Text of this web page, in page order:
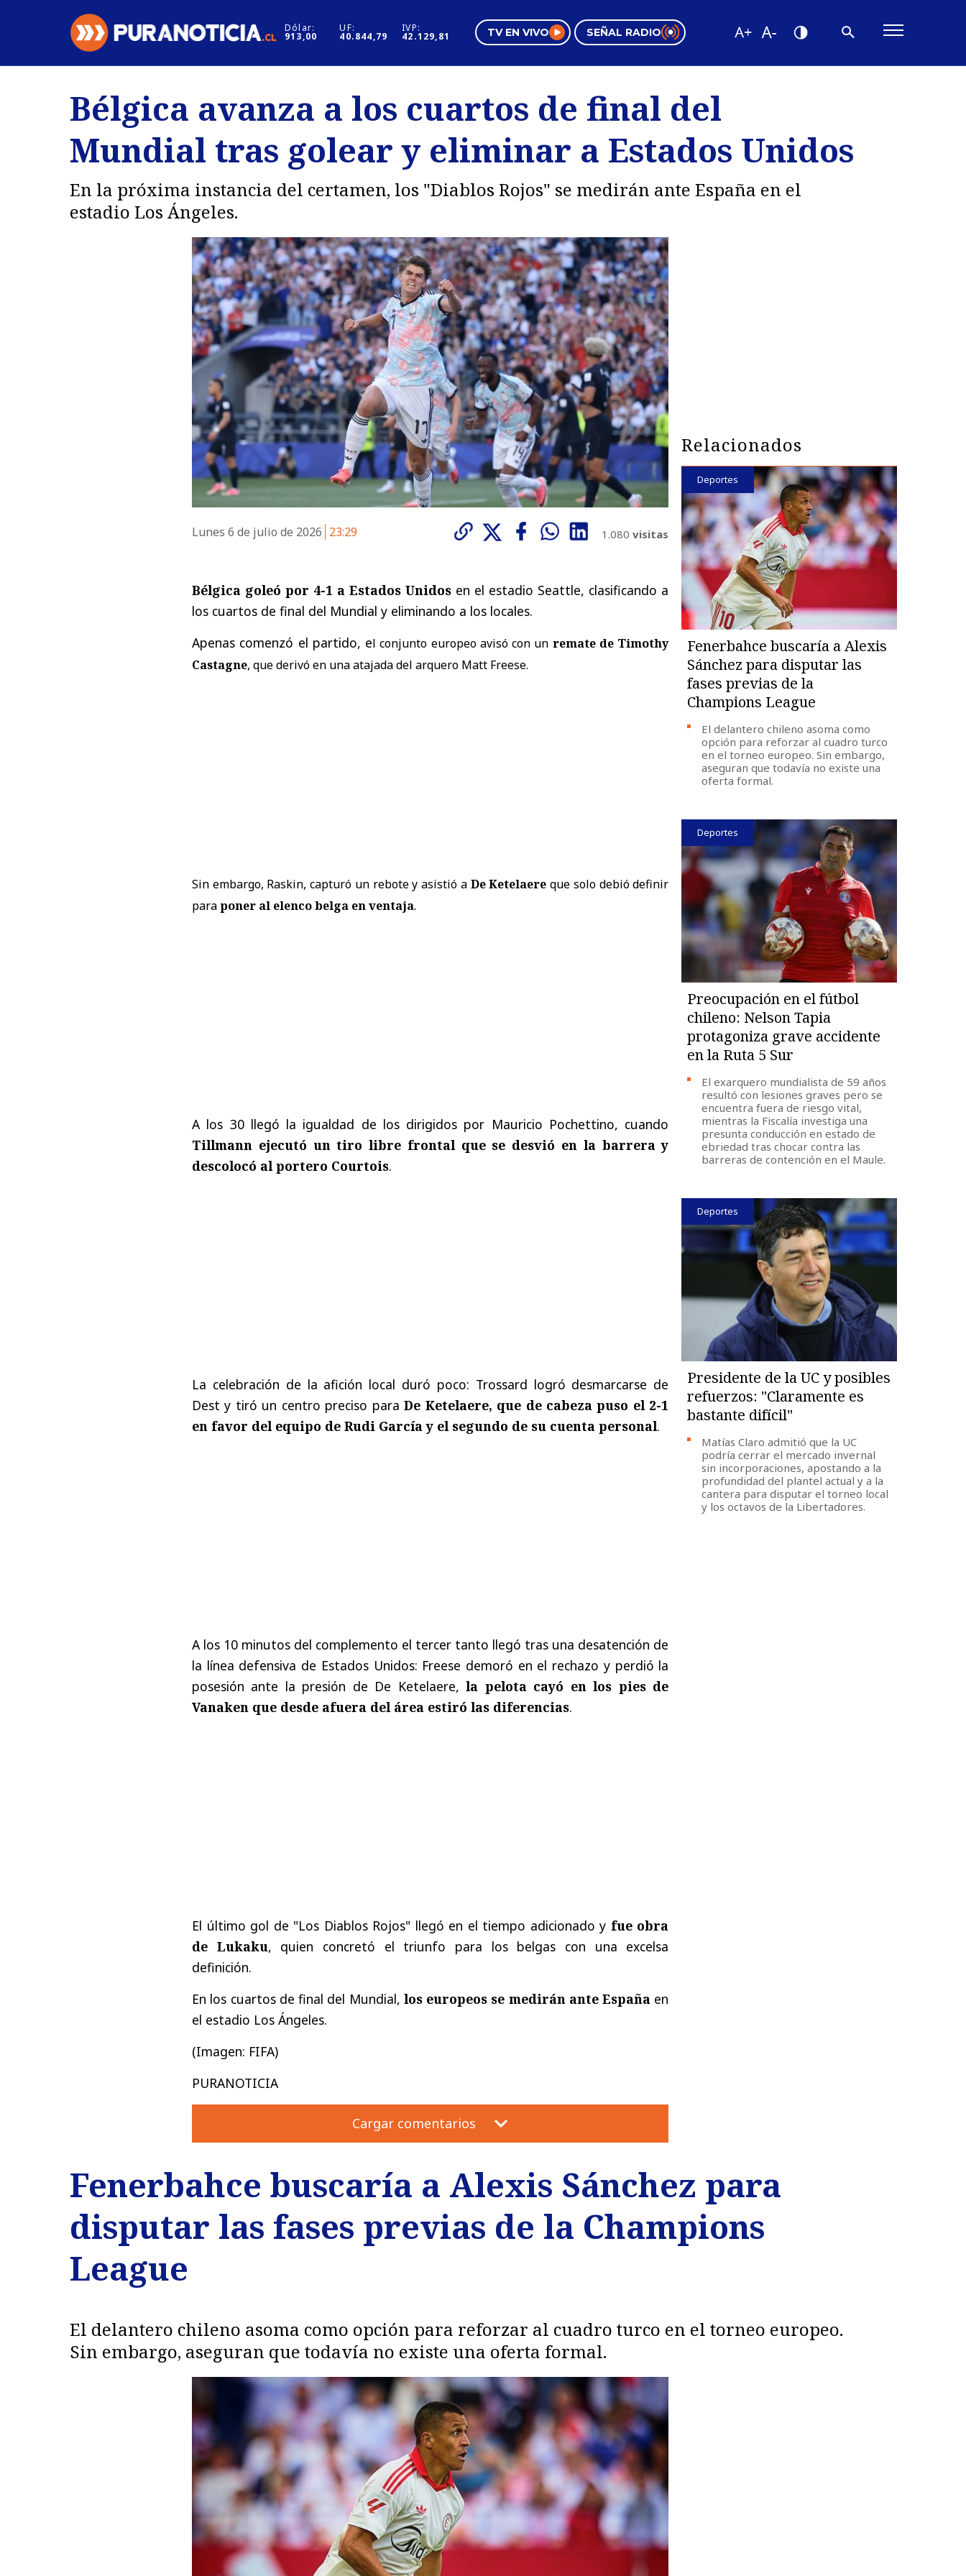
Dólar:
913,00
UF:
40.844,79
IVP:
42.129,81 TV EN VIVO SEÑAL RADIO
Regiones
Deportes
Internacional
Motores
Negocios
Pura Mujer
Tendencias
Videos
Bélgica avanza a los cuartos de final del
Mundial tras golear y eliminar a Estados Unidos
En la próxima instancia del certamen, los "Diablos Rojos" se medirán ante España en el
estadio Los Ángeles.
Lunes 6 de julio de 2026 23:29 1.080 visitas
Bélgica goleó por 4-1 a Estados Unidos en el estadio Seattle, clasificando a
los cuartos de final del Mundial y eliminando a los locales.
Apenas comenzó el partido, el conjunto europeo avisó con un remate de Timothy
Castagne, que derivó en una atajada del arquero Matt Freese.
Sin embargo, Raskin, capturó un rebote y asistió a De Ketelaere que solo debió definir
paraponer al elenco belga en ventaja.
A los 30 llegó la igualdad de los dirigidos por Mauricio Pochettino, cuando
Tillmann ejecutó un tiro libre frontal que se desvió en la barrera y
descolocó al portero Courtois.
La celebración de la afición local duró poco: Trossard logró desmarcarse de
Dest y tiró un centro preciso paraDe Ketelaere, que de cabeza puso el 2-1
en favor del equipo de Rudi García y el segundo de su cuenta personal.
A los 10 minutos del complemento el tercer tanto llegó tras una desatención de
la línea defensiva de Estados Unidos: Freese demoró en el rechazo y perdió la
posesión ante la presión de De Ketelaere, la pelota cayó en los pies de
Vanaken que desde afuera del área estiró las diferencias.
El último gol de "Los Diablos Rojos" llegó en el tiempo adicionado y fue obra
de Lukaku, quien concretó el triunfo para los belgas con una excelsa
definición.
En los cuartos de final del Mundial, los europeos se medirán ante España en
el estadio Los Ángeles.
(Imagen: FIFA)
PURANOTICIA
Cargar comentarios
Relacionados
Deportes
Fenerbahce buscaría a Alexis
Sánchez para disputar las
fases previas de la
Champions League
El delantero chileno asoma como
opción para reforzar al cuadro turco
en el torneo europeo. Sin embargo,
aseguran que todavía no existe una
oferta formal.
Deportes
Preocupación en el fútbol
chileno: Nelson Tapia
protagoniza grave accidente
en la Ruta 5 Sur
El exarquero mundialista de 59 años
resultó con lesiones graves pero se
encuentra fuera de riesgo vital,
mientras la Fiscalía investiga una
presunta conducción en estado de
ebriedad tras chocar contra las
barreras de contención en el Maule.
Deportes
Presidente de la UC y posibles
refuerzos: "Claramente es
bastante difícil"
Matías Claro admitió que la UC
podría cerrar el mercado invernal
sin incorporaciones, apostando a la
profundidad del plantel actual y a la
cantera para disputar el torneo local
y los octavos de la Libertadores.
Fenerbahce buscaría a Alexis Sánchez para
disputar las fases previas de la Champions
League
El delantero chileno asoma como opción para reforzar al cuadro turco en el torneo europeo.
Sin embargo, aseguran que todavía no existe una oferta formal.